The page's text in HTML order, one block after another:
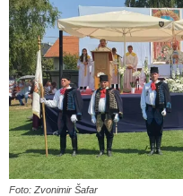
Foto: Zvonimir Šafar